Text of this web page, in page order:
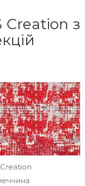
Creation з